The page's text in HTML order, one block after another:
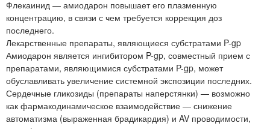
Флекаинид — амиодарон повышает его плазменную
концентрацию, в связи с чем требуется коррекция доз
последнего.
Лекарственные препараты, являющиеся субстратами P-gp
Амиодарон является ингибитором P-gp, совместный прием с
препаратами, являющимися субстратами P-gp, может
обуславливать увеличение системной экспозиции последних.
Сердечные гликозиды (препараты наперстянки) — возможно
как фармакодинамическое взаимодействие — снижение
автоматизма (выраженная брадикардия) и AV проводимости,